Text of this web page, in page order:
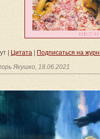
| Цитата
Подписаться на
Якушко, 18.06.2021